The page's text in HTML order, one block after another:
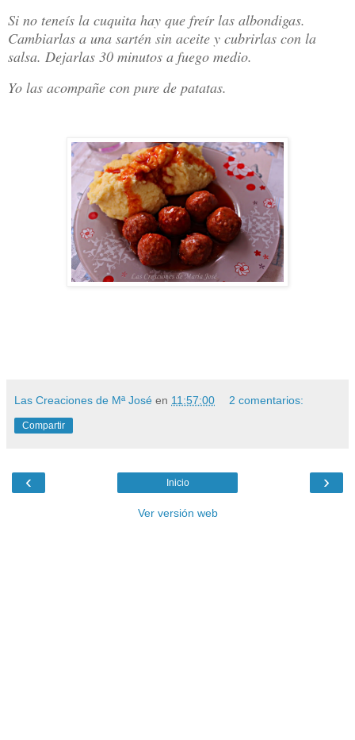
Si no teneís la cuquita hay que freír las albondigas.
Cambiarlas a una sartén sin aceite y cubrirlas con la
salsa. Dejarlas 30 minutos a fuego medio.
Yo las acompañe con pure de patatas.
Las Creaciones de Mª José en 11:57:00 2 comentarios:
Compartir
‹ ›
Inicio
Ver versión web